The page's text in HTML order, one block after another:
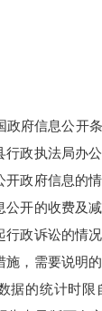
府信息公开
政执法局办
开政府信息的
开的收费及
行政诉讼的情
施，需要说明
据的统计时限